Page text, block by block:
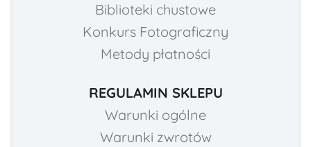
Biblioteki chustowe
Konkurs Fotograficzny
Metody płatności
REGULAMIN SKLEPU
Warunki ogólne
Warunki zwrotów